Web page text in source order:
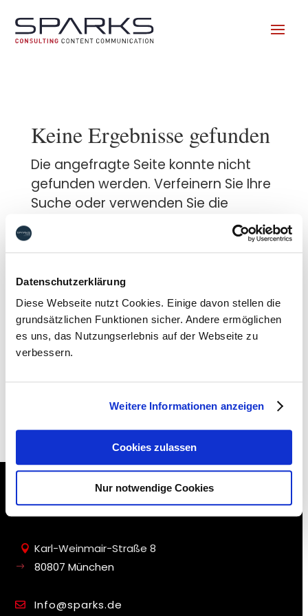
Datenschutzerklärung
Diese Webseite nutzt Cookies. Einige davon stellen die
grundsätzlichen Funktionen sicher. Andere ermöglichen
es uns, das Nutzungserlebnis auf der Webseite zu
verbessern.
Weitere Informationen anzeigen
Cookies zulassen
Nur notwendige Cookies
Keine Ergebnisse gefunden
Die angefragte Seite konnte nicht
gefunden werden. Verfeinern Sie Ihre
Suche oder verwenden Sie die
Navigation oben, um den Beitrag zu
finden.
Recent Posts
SPARKS CONSULTING GmbH
Kommunikation ist Kunst.
 Karl-Weinmair-Straße 8
$ 80807 München
 Info@sparks.de